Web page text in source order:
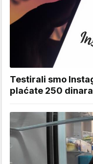
Testirali smo
plaćate 250